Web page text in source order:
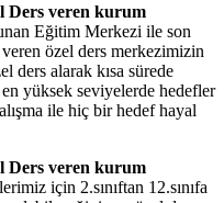
Ders veren kurum
Eğitim Merkezi ile son
özel ders merkezimizin
ders alarak kısa sürede
yüksek seviyelerde hedefler
ile hiç bir hedef hayal
Ders veren kurum
için 2.sınıftan 12.sınıfa